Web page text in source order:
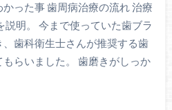
った事 歯周病治療の流れ 治療
説明。 今まで使っていた歯ブラ
歯科衛生士さんが推奨する歯
らいました。 歯磨きがしっか